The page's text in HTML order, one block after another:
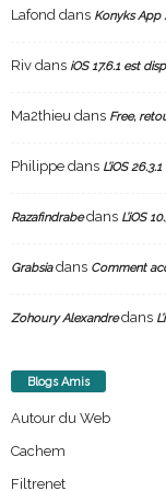
Lafond dans Konyks App
Riv dans iOS 17.6.1 est
Ma2thieu dans Free,
Philippe dans L’iOS
Razafindrabedans L’iOS
Grabsiadans Comment
Zohoury Alexandredans
Blogs Amis
Autour du Web
Cachem
Filtrenet